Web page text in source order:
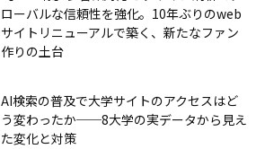
ローバルな信頼性を強化。10年ぶりのweb
サイトリニューアルで築く、新たなファン
作りの土台
AI検索の普及で大学サイトのアクセスはど
う変わったか──8大学の実データから見え
た変化と対策